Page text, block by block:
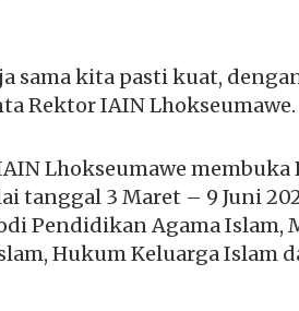
sama kita pasti kuat,
Rektor IAIN Lhokseumawe.
Lhokseumawe
tanggal 3 Maret – 9 Juni
Pendidikan Agama Islam,
Hukum Keluarga Islam